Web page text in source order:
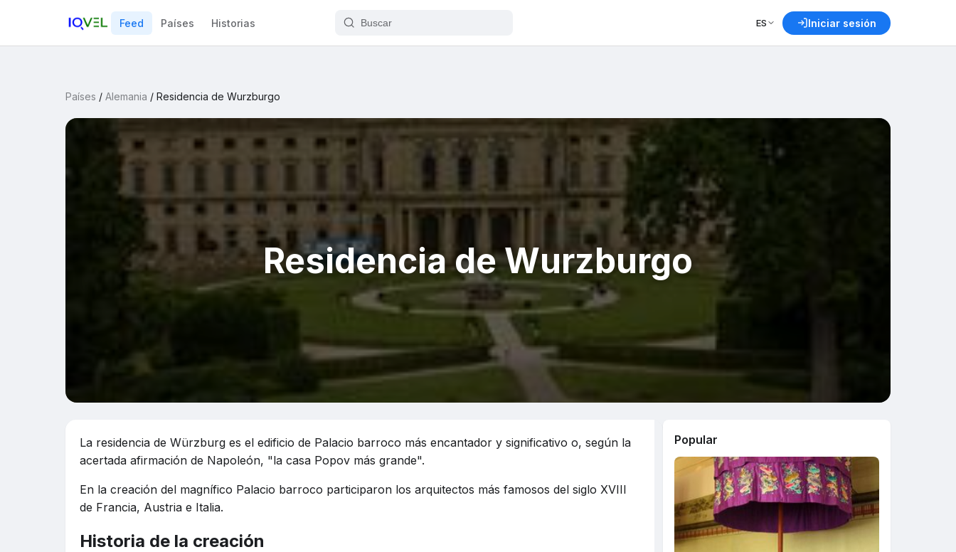
Feed Países Historias ES Iniciar sesión
Países / Alemania / Residencia de Wurzburgo
Residencia de Wurzburgo
La residencia de Würzburg es el edificio de Palacio barroco más encantador y significativo o, según la
acertada afirmación de Napoleón, "la casa Popov más grande".
En la creación del magnífico Palacio barroco participaron los arquitectos más famosos del siglo XVIII
de Francia, Austria e Italia.
Historia de la creación
Popular